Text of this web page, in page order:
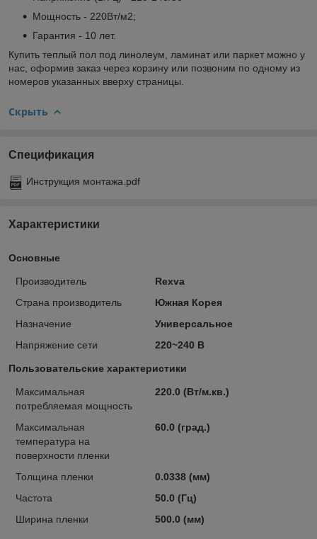
Мощность - 220Вт/м2;
Гарантия - 10 лет.
Купить теплый пол под линолеум, ламинат или паркет можно у
нас, оформив заказ через корзину или позвоним по одному из
номеров указанных вверху страницы.
Скрыть
Спецификация
Инструкция монтажа.pdf
Характеристики
Основные
Производитель
Rexva
Страна производитель
Южная Корея
Назначение
Универсальное
Напряжение сети
220~240 В
Пользовательские характеристики
Максимальная
потребляемая мощность
220.0 (Вт/м.кв.)
Максимальная
температура на
поверхности пленки
60.0 (град.)
Толщина пленки
0.0338 (мм)
Частота
50.0 (Гц)
Ширина пленки
500.0 (мм)